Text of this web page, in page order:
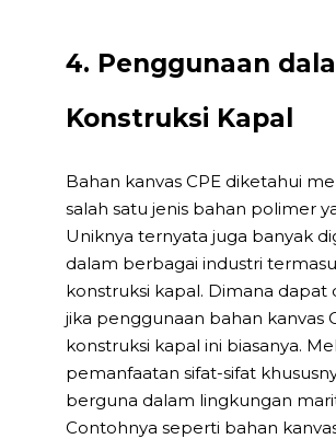
4. Penggunaan
Konstruksi Kapal
Bahan kanvas CPE diketahui
salah satu jenis bahan polimer
Uniknya ternyata juga banyak
dalam berbagai industri
konstruksi kapal. Dimana dapat
jika penggunaan bahan kanvas
konstruksi kapal ini biasanya.
pemanfaatan sifat-sifat
berguna dalam lingkungan
Contohnya seperti bahan